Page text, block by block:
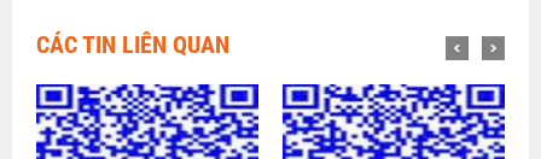
CÁC TIN LIÊN QUAN